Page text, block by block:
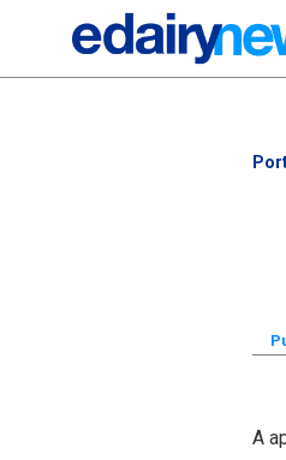
A